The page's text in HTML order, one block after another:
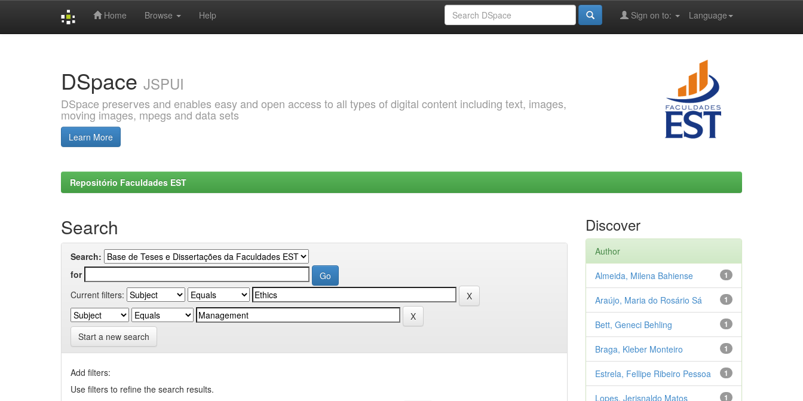
Home Browse Help Language
Sign on to:
DSpace JSPUI
DSpace preserves and enables easy and open access to all types of digital content including text, images,
moving images, mpegs and data sets
Learn More
Repositório Faculdades EST
Search
Search:
for
Current filters:
Start a new search
Add filters:
Use filters to refine the search results.
Discover
Author
1
Almeida, Milena Bahiense
1
Araújo, Maria do Rosário Sá
1
Bett, Geneci Behling
1
Braga, Kleber Monteiro
1
Estrela, Fellipe Ribeiro Pessoa
1
Lopes, Jerisnaldo Matos